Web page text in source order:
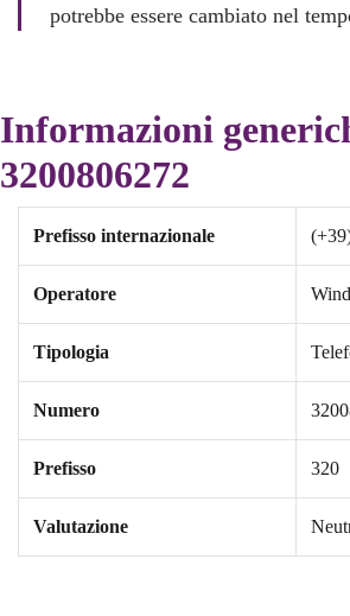
potrebbe essere cambiato nel
Informazioni
3200806272
Prefisso internazionale
Operatore Wind
Tipologia
Numero
Prefisso 320
Valutazione